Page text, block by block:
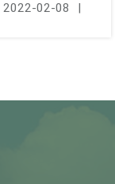
2022-02-08 |